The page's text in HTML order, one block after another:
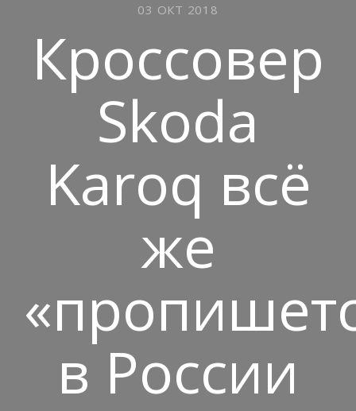
03 ОКТ 2018
Кроссовер
Skoda
Karoq всё
же
в России